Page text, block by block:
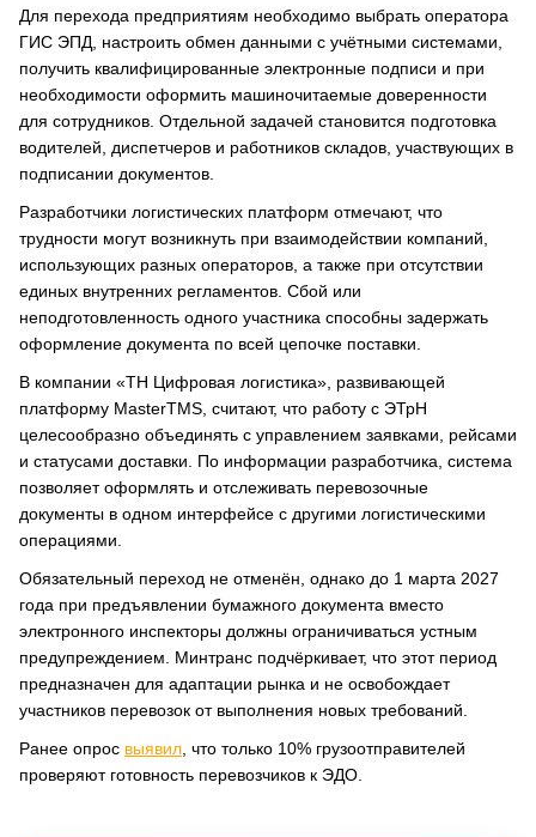
Для перехода предприятиям необходимо выбрать оператора
ГИС ЭПД, настроить обмен данными с учётными системами,
получить квалифицированные электронные подписи и при
необходимости оформить машиночитаемые доверенности
для сотрудников. Отдельной задачей становится подготовка
водителей, диспетчеров и работников складов, участвующих в
подписании документов.
Разработчики логистических платформ отмечают, что
трудности могут возникнуть при взаимодействии компаний,
использующих разных операторов, а также при отсутствии
единых внутренних регламентов. Сбой или
неподготовленность одного участника способны задержать
оформление документа по всей цепочке поставки.
В компании «ТН Цифровая логистика», развивающей
платформу MasterTMS, считают, что работу с ЭТрН
целесообразно объединять с управлением заявками, рейсами
и статусами доставки. По информации разработчика, система
позволяет оформлять и отслеживать перевозочные
документы в одном интерфейсе с другими логистическими
операциями.
Обязательный переход не отменён, однако до 1 марта 2027
года при предъявлении бумажного документа вместо
электронного инспекторы должны ограничиваться устным
предупреждением. Минтранс подчёркивает, что этот период
предназначен для адаптации рынка и не освобождает
участников перевозок от выполнения новых требований.
Ранее опрос выявил , что только 10% грузоотправителей
проверяют готовность перевозчиков к ЭДО.